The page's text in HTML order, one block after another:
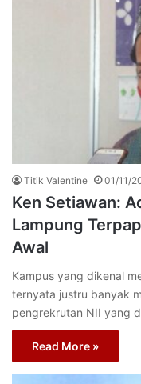
Titik Valentine 01/11/
Ken Setiawan:
Lampung
Awal
Kampus yang dikenal
ternyata justru banyak
pengrekrutan NII yang
Read More »